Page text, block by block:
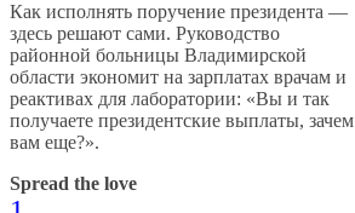
Как исполнять поручение президента —
здесь решают сами. Руководство
районной больницы Владимирской
области экономит на зарплатах врачам и
реактивах для лаборатории: «Вы и так
получаете президентские выплаты, зачем
вам еще?».
Spread the love